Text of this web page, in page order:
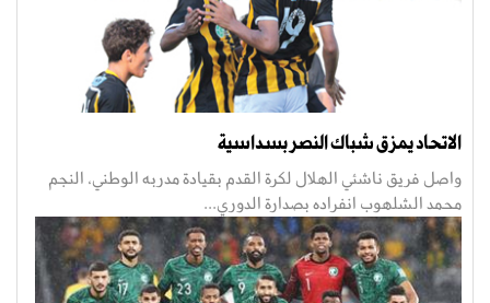
الاتحاد يمزق شباك النصر بسداسية
واصل فريق ناشئي الهلال لكرة القدم بقيادة مدربه الوطني، النجم
محمد الشلهوب انفراده بصدارة الدوري...